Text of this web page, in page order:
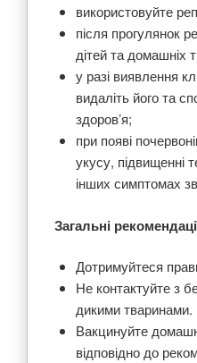
використовуйте
після прогулянок
дітей та домашніх
у разі виявлення
видаліть його та
здоров’я;
при появі
укусу, підвищенні
інших симптомах
Загальні
Дотримуйтеся
Не контактуйте з
дикими тваринами.
Вакцинуйте
відповідно до